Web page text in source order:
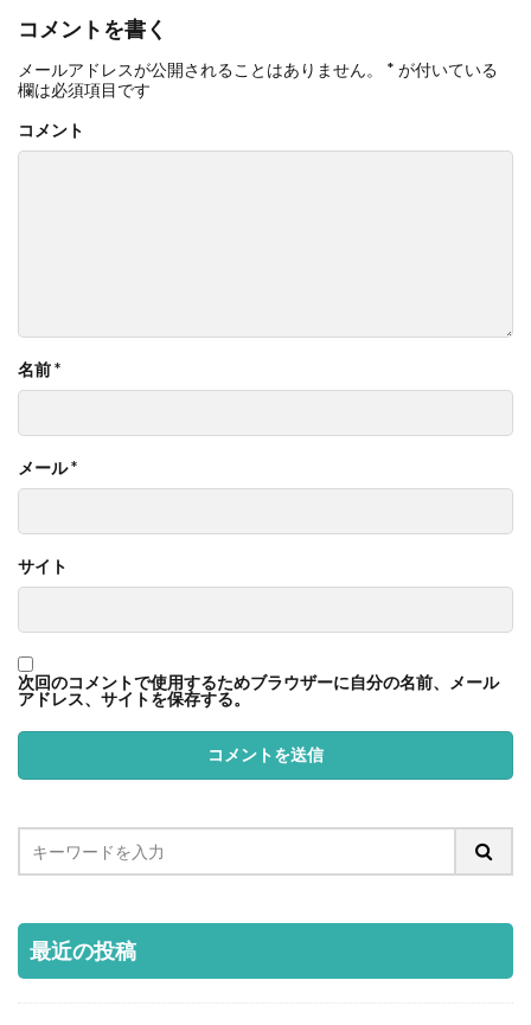
コメントを書く
メールアドレスが公開されることはありません。 * が付いている
欄は必須項目です
コメント
名前*
メール*
サイト
次回のコメントで使用するためブラウザーに自分の名前、メール
アドレス、サイトを保存する。
最近の投稿